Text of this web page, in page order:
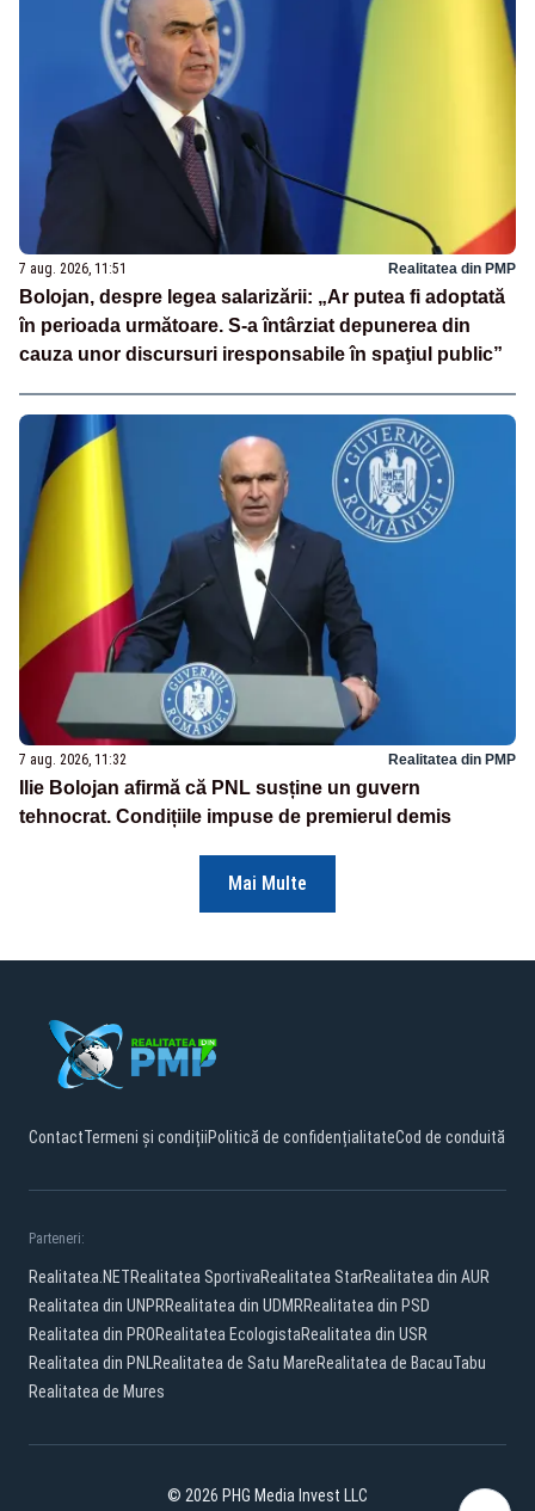
7 aug. 2026, 11:51 Realitatea din PMP
Bolojan, despre legea salarizării: „Ar putea fi adoptată
în perioada următoare. S-a întârziat depunerea din
cauza unor discursuri iresponsabile în spaţiul public”
7 aug. 2026, 11:32 Realitatea din PMP
Ilie Bolojan afirmă că PNL susține un guvern
tehnocrat. Condițiile impuse de premierul demis
Mai Multe
ContactTermeni și condițiiPolitică de confidențialitateCod de conduită
Parteneri:
Realitatea.NETRealitatea SportivaRealitatea StarRealitatea din AUR
Realitatea din UNPRRealitatea din UDMRRealitatea din PSD
Realitatea din PRORealitatea EcologistaRealitatea din USR
Realitatea din PNLRealitatea de Satu MareRealitatea de BacauTabu
Realitatea de Mures
© 2026 PHG Media Invest LLC